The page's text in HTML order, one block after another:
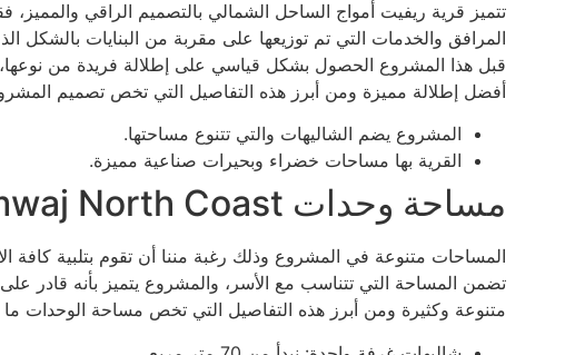
تتميز قرية ريفيت أمواج الساحل الشمالي بالتصميم الراقي
المرافق والخدمات التي تم توزيعها على مقربة من البنايات بالشكل
قبل هذا المشروع الحصول بشكل قياسي على إطلالة فريدة من
أفضل إطلالة مميزة ومن أبرز هذه التفاصيل التي تخص تصميم
المشروع يضم الشاليهات والتي تتنوع مساحتها.
القرية بها مساحات خضراء وبحيرات صناعية مميزة.
مساحة وحدات Village Rivette Amwaj North Coast
المساحات متنوعة في المشروع وذلك رغبة مننا أن تقوم بتلبية كافة
تضمن المساحة التي تتناسب مع الأسر، والمشروع يتميز بأنه قادر
متنوعة وكثيرة ومن أبرز هذه التفاصيل التي تخص مساحة الوحدات ما